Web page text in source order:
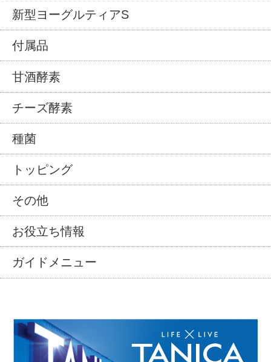
新型ヨーグルティアS
付属品
甘酒酵素
チーズ酵素
種菌
トッピング
その他
お役立ち情報
ガイドメニュー